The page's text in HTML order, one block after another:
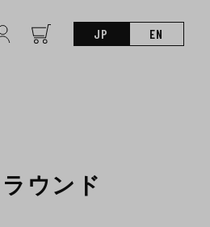
JP EN
ウンド